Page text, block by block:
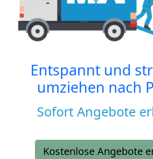
Entspannt und
umziehen nach
Sofort Angebote
Kostenlose Angebote